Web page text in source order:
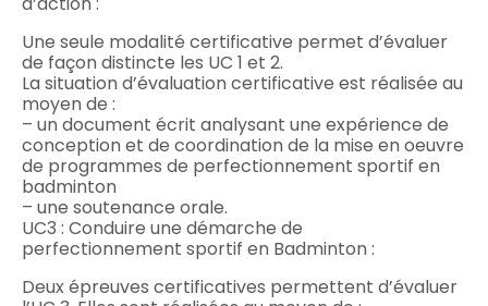
Une seule modalité certificative permet d’évaluer
de façon distincte les UC 1 et 2.
La situation d’évaluation certificative est réalisée au
moyen de :
– un document écrit analysant une expérience de
conception et de coordination de la mise en oeuvre
de programmes de perfectionnement sportif en
badminton
– une soutenance orale.
UC3 : Conduire une démarche de
perfectionnement sportif en Badminton :
Deux épreuves certificatives permettent d’évaluer